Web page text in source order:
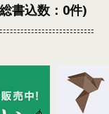
書込数：0件)